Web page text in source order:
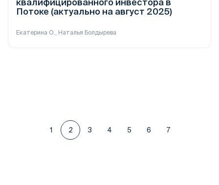
квалифицированного инвестора в
Потоке (актуально на август 2025)
Екатерина О., Наталья Болдырева
1 2 3 4 5 6 7